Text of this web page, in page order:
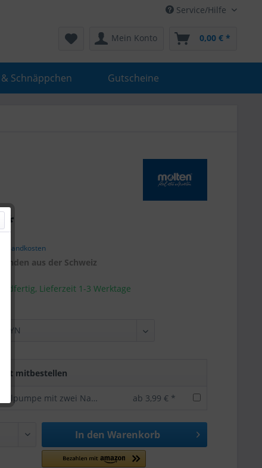
Service/Hilfe
Mein Konto 0,00 € *
Schnäppchen Gutscheine
*
Kunden aus der Schweiz
Lieferzeit 1-3 Werktage
mitbestellen
Bundesliga Ballpumpe mit zwei Nadeln -offizielles Lizenzprodukt ab 3,99 € *
In den Warenkorb